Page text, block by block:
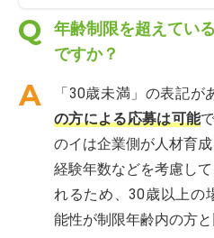
年齢制限を超えてい
ですか？
「30歳未満」の表記が
の方による応募は可能
のイは企業側が人材育
経験年数などを考慮し
れるため、30歳以上の
能性が制限年齢内の方